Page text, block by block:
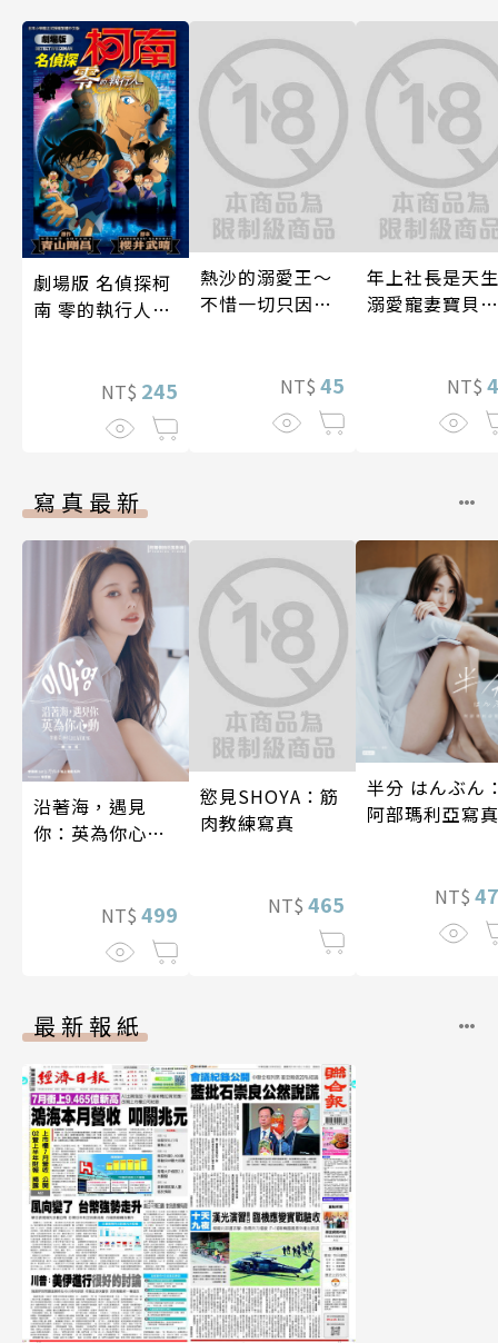
劇場版 名偵探柯
南 零的執行人新
NT$ 245
熱沙的溺愛王～
不惜一切只因愛
NT$ 45
年上社長是天生
溺愛寵妻寶貝獸
就不會再孤單!?
NT$
寫真最新
沿著海，遇見
你：英為你心動
NT$ 499
慾見SHOYA：筋
肉教練寫真
NT$ 465
半分 はんぶん
阿部瑪利亞寫真
NT$
最新報紙